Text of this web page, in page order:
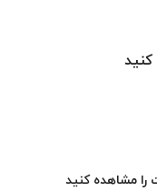
کنید
مشاهده کنید